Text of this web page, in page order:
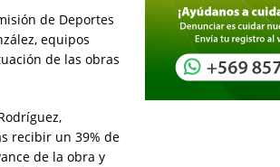
de Deportes
equipos
de las obras
recibir un 39% de
de la obra y